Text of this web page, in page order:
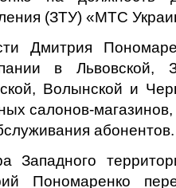
(ЗТУ) «МТС
Дмитрия
в Львовской,
Волынской и
салонов-магазинов,
абонентов.
Западного
Пономаренко